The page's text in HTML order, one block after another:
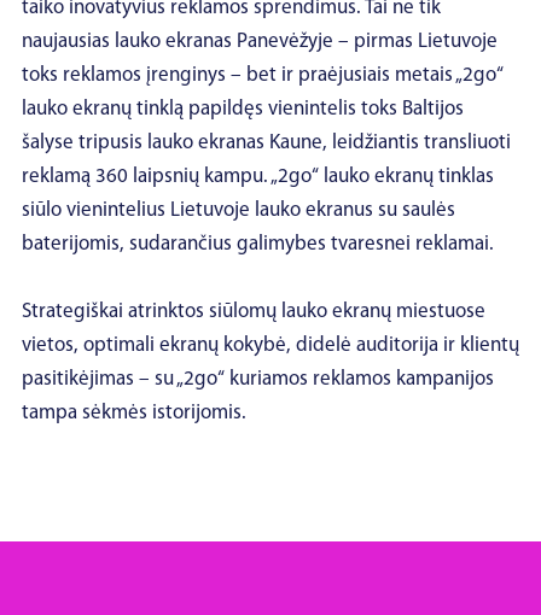
taiko inovatyvius reklamos sprendimus. Tai ne tik
naujausias lauko ekranas Panevėžyje – pirmas Lietuvoje
toks reklamos įrenginys – bet ir praėjusiais metais „2go“
lauko ekranų tinklą papildęs vienintelis toks Baltijos
šalyse tripusis lauko ekranas Kaune, leidžiantis transliuoti
reklamą 360 laipsnių kampu. „2go“ lauko ekranų tinklas
siūlo vienintelius Lietuvoje lauko ekranus su saulės
baterijomis, sudarančius galimybes tvaresnei reklamai.
Strategiškai atrinktos siūlomų lauko ekranų miestuose
vietos, optimali ekranų kokybė, didelė auditorija ir klientų
pasitikėjimas – su „2go“ kuriamos reklamos kampanijos
tampa sėkmės istorijomis.